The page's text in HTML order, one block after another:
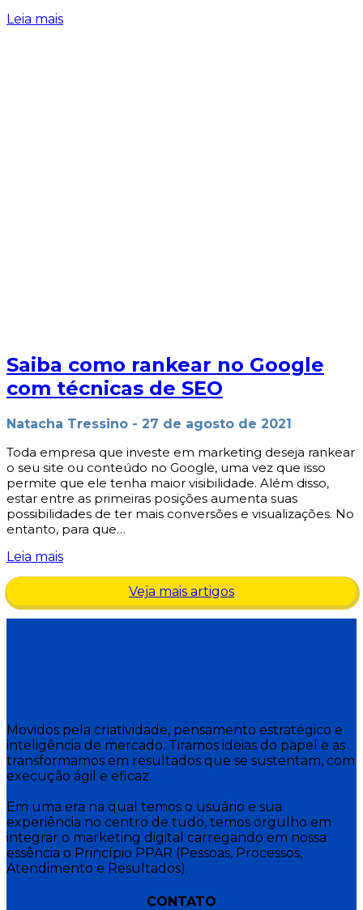
Leia mais
Saiba como rankear no Google
com técnicas de SEO
Natacha Tressino - 27 de agosto de 2021
Toda empresa que investe em marketing deseja rankear
o seu site ou conteúdo no Google, uma vez que isso
permite que ele tenha maior visibilidade. Além disso,
estar entre as primeiras posições aumenta suas
possibilidades de ter mais conversões e visualizações. No
entanto, para que…
Leia mais
Veja mais artigos
Movidos pela criatividade, pensamento estratégico e
inteligência de mercado. Tiramos ideias do papel e as
transformamos em resultados que se sustentam, com
execução ágil e eficaz.
Em uma era na qual temos o usuário e sua
experiência no centro de tudo, temos orgulho em
integrar o marketing digital carregando em nossa
essência o Princípio PPAR (Pessoas, Processos,
Atendimento e Resultados).
CONTATO